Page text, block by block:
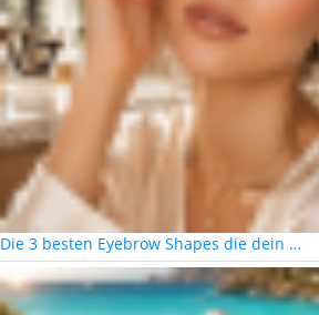
Die 3 besten Eyebrow Shapes die dein …